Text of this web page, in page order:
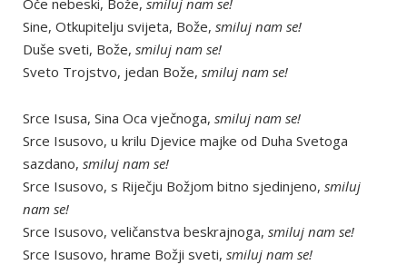
Oče nebeski, Bože, smiluj nam se!
Sine, Otkupitelju svijeta, Bože, smiluj nam se!
Duše sveti, Bože, smiluj nam se!
Sveto Trojstvo, jedan Bože, smiluj nam se!
Srce Isusa, Sina Oca vječnoga, smiluj nam se!
Srce Isusovo, u krilu Djevice majke od Duha Svetoga
sazdano, smiluj nam se!
Srce Isusovo, s Riječju Božjom bitno sjedinjeno, smiluj
nam se!
Srce Isusovo, veličanstva beskrajnoga, smiluj nam se!
Srce Isusovo, hrame Božji sveti, smiluj nam se!